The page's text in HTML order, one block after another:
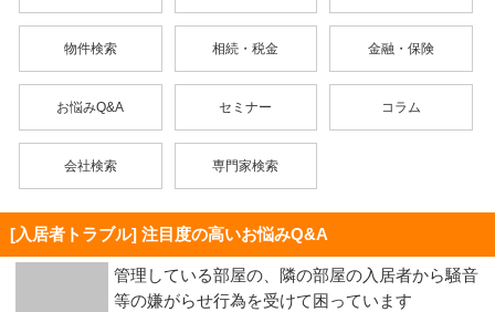
物件検索 相続・税金 金融・保険
お悩みQ&A セミナー コラム
会社検索 専門家検索
[入居者トラブル] 注目度の高いお悩みQ&A
管理している部屋の、隣の部屋の入居者から騒音
等の嫌がらせ行為を受けて困っています